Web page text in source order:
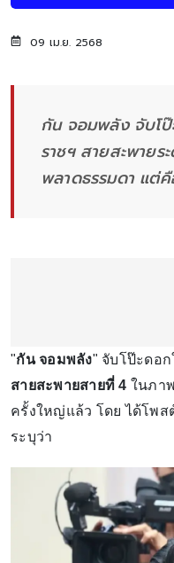
09 เม.ย. 2568
กัน จอมพลัง จับโป๊
ราชฯ สายสะพายร
พลาดธรรมดา แต่
"กัน จอมพลัง" จับโป๊ะดอ
สายสะพายสายที่ 4 ในภา
ครั้งใหญ่แล้ว โดย ได้โพ
ระบุว่า